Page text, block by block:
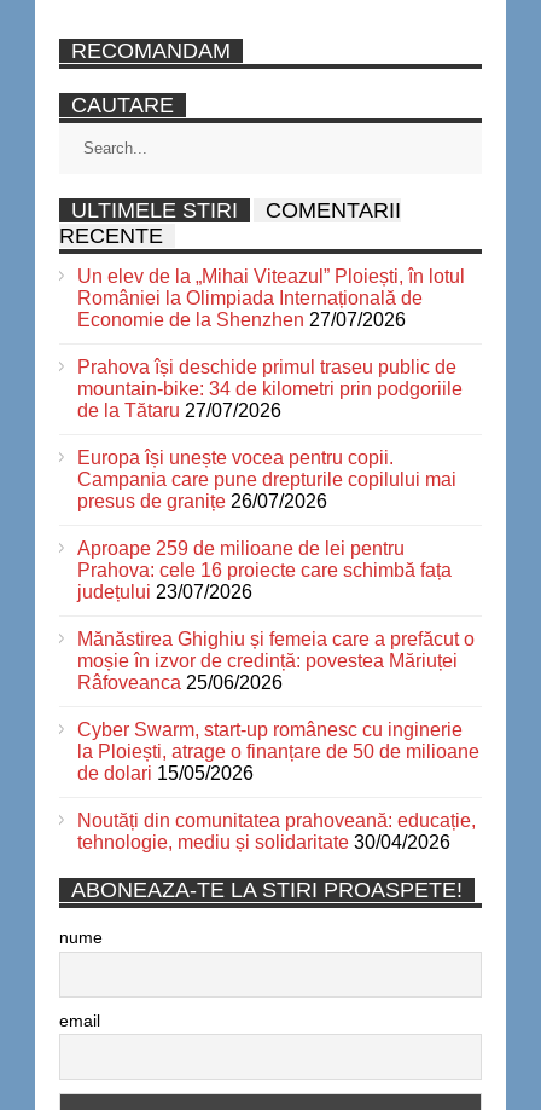
RECOMANDAM
CAUTARE
ULTIMELE STIRI
COMENTARII
RECENTE
Un elev de la „Mihai Viteazul” Ploiești, în lotul
României la Olimpiada Internațională de
Economie de la Shenzhen 27/07/2026
Prahova își deschide primul traseu public de
mountain-bike: 34 de kilometri prin podgoriile
de la Tătaru 27/07/2026
Europa își unește vocea pentru copii.
Campania care pune drepturile copilului mai
presus de granițe 26/07/2026
Aproape 259 de milioane de lei pentru
Prahova: cele 16 proiecte care schimbă fața
județului 23/07/2026
Mănăstirea Ghighiu și femeia care a prefăcut o
moșie în izvor de credință: povestea Măriuței
Râfoveanca 25/06/2026
Cyber Swarm, start-up românesc cu inginerie
la Ploiești, atrage o finanțare de 50 de milioane
de dolari 15/05/2026
Noutăți din comunitatea prahoveană: educație,
tehnologie, mediu și solidaritate 30/04/2026
ABONEAZA-TE LA STIRI PROASPETE!
nume
email